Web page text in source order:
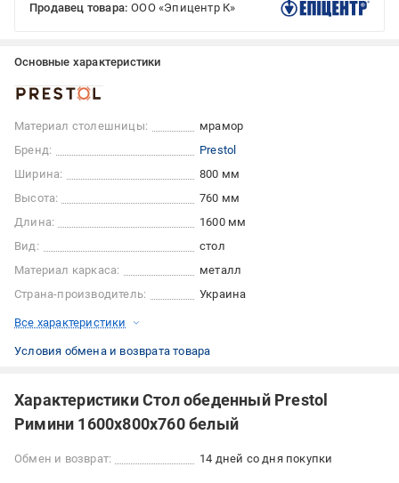
Продавец товара: ООО «Эпицентр К»
Основные характеристики
Материал столешницы:
мрамор
Бренд:
Prestol
Ширина:
800 мм
Высота:
760 мм
Длина:
1600 мм
Вид:
стол
Материал каркаса:
металл
Страна-производитель:
Украина
Все характеристики
Условия обмена и возврата товара
Характеристики Стол обеденный Prestol
Римини 1600х800х760 белый
Обмен и возврат: 14 дней со дня покупки